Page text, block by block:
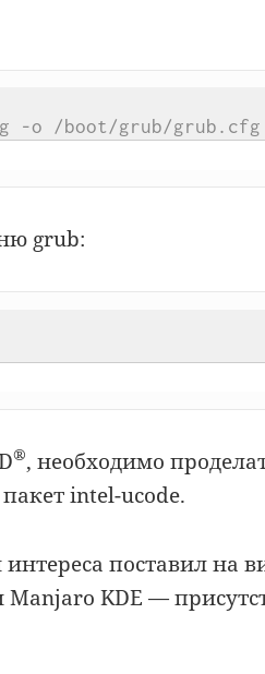
-o /boot/grub/grub.cfg
grub:
®, необходимо
intel-ucode.
интереса поставил на
KDE —